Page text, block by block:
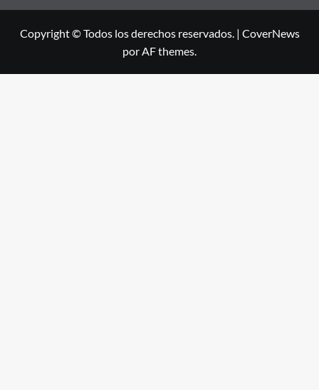
Copyright © Todos los derechos reservados. | CoverNews
por AF themes.